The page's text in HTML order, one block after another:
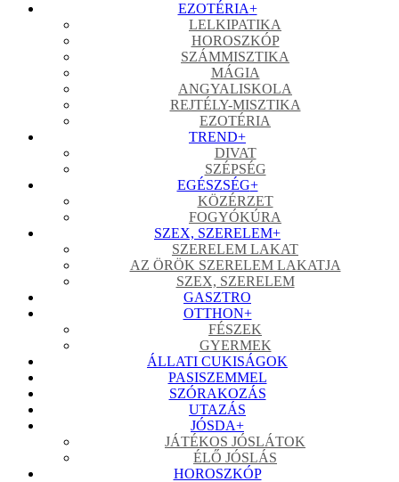
EZOTÉRIA+
LELKIPATIKA
HOROSZKÓP
SZÁMMISZTIKA
MÁGIA
ANGYALISKOLA
REJTÉLY-MISZTIKA
EZOTÉRIA
TREND+
DIVAT
SZÉPSÉG
EGÉSZSÉG+
KÖZÉRZET
FOGYÓKÚRA
SZEX, SZERELEM+
SZERELEM LAKAT
AZ ÖRÖK SZERELEM LAKATJA
SZEX, SZERELEM
GASZTRO
OTTHON+
FÉSZEK
GYERMEK
ÁLLATI CUKISÁGOK
PASISZEMMEL
SZÓRAKOZÁS
UTAZÁS
JÓSDA+
JÁTÉKOS JÓSLÁTOK
ÉLŐ JÓSLÁS
HOROSZKÓP